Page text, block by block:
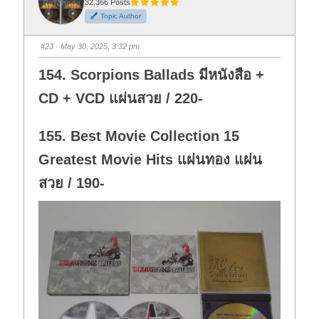
h
u
m
d
o
n
.
h
u
m
u
p
32,366 Posts
Topic Author
#23 · May 30, 2025, 3:32 pm
154. Scorpions Ballads มีหนังสือ +
CD + VCD แผ่นสวย / 220-
155. Best Movie Collection 15
Greatest Movie Hits แผ่นทอง แผ่น
สวย / 190-